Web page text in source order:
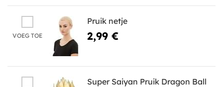
VOEG TOE
Pruik netje
2,99 €
Super Saiyan Pruik Dragon Ball